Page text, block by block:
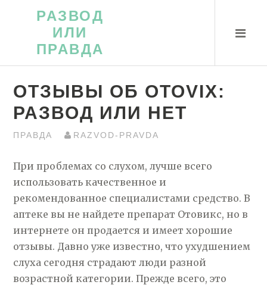
РАЗВОД
ИЛИ
ПРАВДА
ОТЗЫВЫ ОБ OTOVIX:
РАЗВОД ИЛИ НЕТ
ПРАВДА RAZVOD-PRAVDA
При проблемах со слухом, лучше всего
использовать качественное и
рекомендованное специалистами средство. В
аптеке вы не найдете препарат Отовикс, но в
интернете он продается и имеет хорошие
отзывы. Давно уже известно, что ухудшением
слуха сегодня страдают люди разной
возрастной категории. Прежде всего, это